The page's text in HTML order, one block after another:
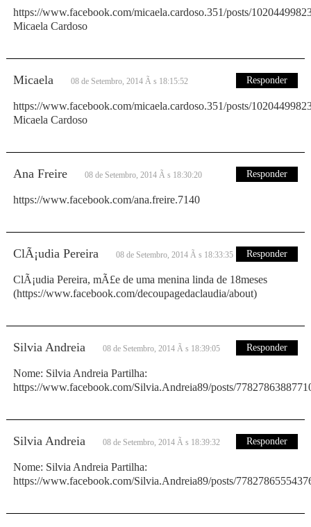
https://www.facebook.com/micaela.cardoso.351/posts/
Micaela Cardoso
Micaela 08 de Setembro, 2014 Ã s 18:15:52 Responder
https://www.facebook.com/micaela.cardoso.351/posts/
Micaela Cardoso
Ana Freire 08 de Setembro, 2014 Ã s 18:30:20 Responder
https://www.facebook.com/ana.freire.7140
ClÃ¡udia Pereira 08 de Setembro, 2014 Ã s 18:33:35 Responder
ClÃ¡udia Pereira, mÃ£e de uma menina linda de 18meses
(https://www.facebook.com/decoupagedaclaudia/about)
Silvia Andreia 08 de Setembro, 2014 Ã s 18:39:05 Responder
Nome: Silvia Andreia Partilha:
https://www.facebook.com/Silvia.Andreia89/posts/
Silvia Andreia 08 de Setembro, 2014 Ã s 18:39:32 Responder
Nome: Silvia Andreia Partilha:
https://www.facebook.com/Silvia.Andreia89/posts/